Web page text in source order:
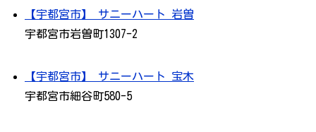
【宇都宮市】 サニーハート 岩曽
宇都宮市岩曽町1307-2
【宇都宮市】 サニーハート 宝木
宇都宮市細谷町580-5